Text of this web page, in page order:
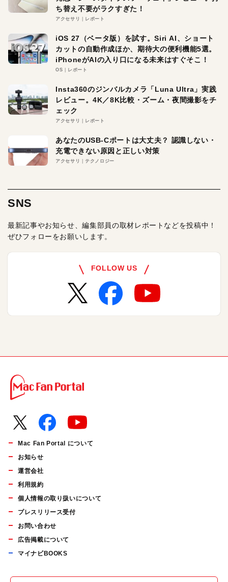
ち替え不要がラクすぎた！
アクセサリ レポート
iOS 27（ベータ版）を試す。Siri AI、ショート
カットの自動作成ほか、期待大の便利機能5選。
iPhoneがAIの入り口になる未来はすぐそこ！
OS レポート
Insta360のジンバルカメラ「Luna Ultra」実践
レビュー。4K／8K比較・ズーム・夜間撮影をチ
ェック
アクセサリ レポート
あなたのUSB-Cポートは大丈夫？ 認識しない・
充電できない原因と正しい対策
アクセサリ テクノロジー
SNS
最新記事やお知らせ、編集部員の取材レポートなどを投稿中！
ぜひフォローをお願いします。
FOLLOW US
Mac Fan Portal について
お知らせ
運営会社
利用規約
個人情報の取り扱いについて
プレスリリース受付
お問い合わせ
広告掲載について
マイナビBOOKS